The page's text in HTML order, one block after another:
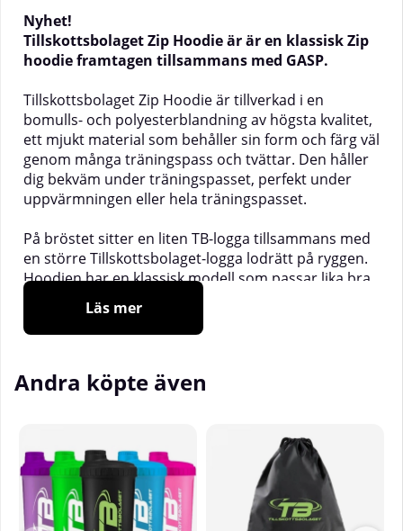
Nyhet!
Tillskottsbolaget Zip Hoodie är är en klassisk Zip
hoodie framtagen tillsammans med GASP.
Tillskottsbolaget Zip Hoodie är tillverkad i en
bomulls- och polyesterblandning av högsta kvalitet,
ett mjukt material som behåller sin form och färg väl
genom många träningspass och tvättar. Den håller
dig bekväm under träningspasset, perfekt under
uppvärmningen eller hela träningspasset.
På bröstet sitter en liten TB-logga tillsammans med
en större Tillskottsbolaget-logga lodrätt på ryggen.
Hoodien har en klassisk modell som passar lika bra
på gymmet som till vardags. Den har mudd vid
ärmslut och nederkant samt två fickor framtill.
storlek Medium.
att gå ner en storlek från vad du normalt har.
___________________________
Material: 86 % Bomull, 14% Polyester
Läs mer
Andra köpte även